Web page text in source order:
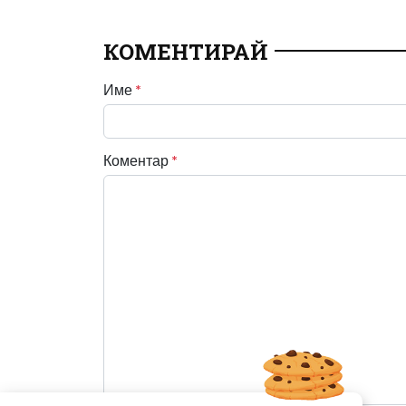
КОМЕНТИРАЙ
Име *
Коментар *